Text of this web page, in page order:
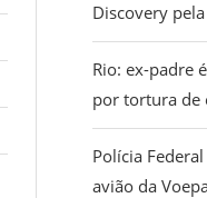
Discovery
Rio: ex-padre
por tortura de
Polícia
avião da